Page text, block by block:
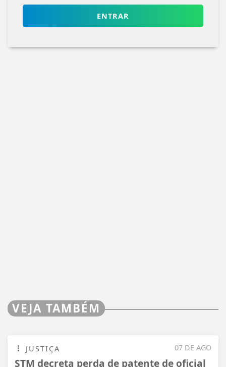
ENTRAR
VEJA TAMBÉM
07 DE AGO
JUSTIÇA
STM decreta perda de patente de oficial